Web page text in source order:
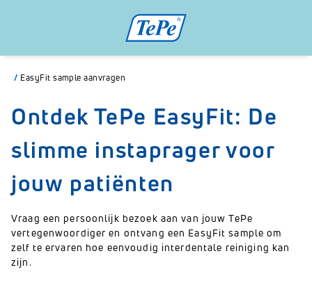
/ EasyFit sample aanvragen
Ontdek TePe EasyFit: De
slimme instaprager voor
jouw patiënten
Vraag een persoonlijk bezoek aan van jouw TePe
vertegenwoordiger en ontvang een EasyFit sample om
zelf te ervaren hoe eenvoudig interdentale reiniging kan
zijn.